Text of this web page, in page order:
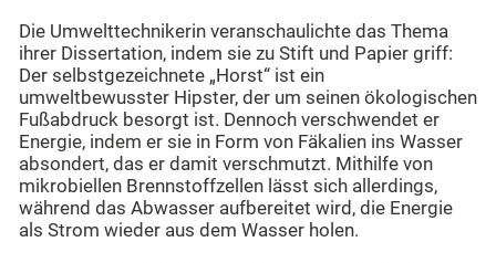
Die Umwelttechnikerin veranschaulichte das Thema
ihrer Dissertation, indem sie zu Stift und Papier griff:
Der selbstgezeichnete „Horst“ ist ein
umweltbewusster Hipster, der um seinen ökologischen
Fußabdruck besorgt ist. Dennoch verschwendet er
Energie, indem er sie in Form von Fäkalien ins Wasser
absondert, das er damit verschmutzt. Mithilfe von
mikrobiellen Brennstoffzellen lässt sich allerdings,
während das Abwasser aufbereitet wird, die Energie
als Strom wieder aus dem Wasser holen.